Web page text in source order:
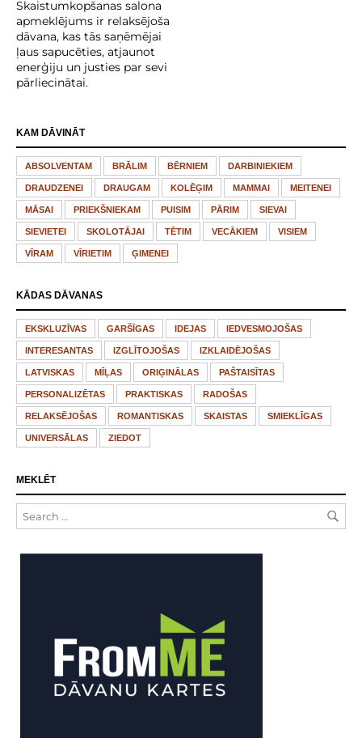
Skaistumkopšanas salona
apmeklējums ir relaksējoša
dāvana, kas tās saņēmējai
ļaus sapucēties, atjaunot
enerģiju un justies par sevi
pārliecinātai.
KAM DĀVINĀT
ABSOLVENTAM BRĀLIM BĒRNIEM DARBINIEKIEM
DRAUDZENEI DRAUGAM KOLĒĢIM MAMMAI MEITENEI
MĀSAI PRIEKŠNIEKAM PUISIM PĀRIM SIEVAI
SIEVIETEI SKOLOTĀJAI TĒTIM VECĀKIEM VISIEM
VĪRAM VĪRIETIM ĢIMENEI
KĀDAS DĀVANAS
EKSKLUZĪVAS GARŠĪGAS IDEJAS IEDVESMOJOŠAS
INTERESANTAS IZGLĪTOJOŠAS IZKLAIDĒJOŠAS
LATVISKAS MĪĻAS ORIĢINĀLAS PAŠTAISĪTAS
PERSONALIZĒTAS PRAKTISKAS RADOŠAS
RELAKSĒJOŠAS ROMANTISKAS SKAISTAS SMIEKLĪGAS
UNIVERSĀLAS ZIEDOT
MEKLĒT